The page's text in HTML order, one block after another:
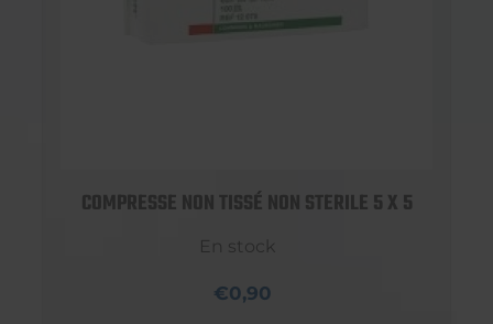
COMPRESSE NON TISSÉ NON STERILE 5 X 5
En stock
€0,90